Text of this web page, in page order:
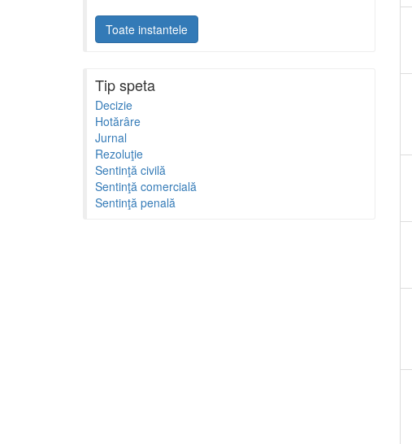
Toate instantele
Tip speta
Decizie
Hotărâre
Jurnal
Rezoluţie
Sentinţă civilă
Sentinţă comercială
Sentinţă penală